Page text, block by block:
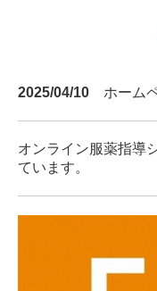
2025/04/10 ホーム
オンライン服薬指導
ています。